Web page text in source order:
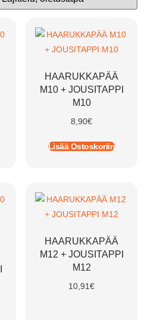
HAARUKKAPÄÄ
M10 + JOUSITAPPI
M10
8,90€
Lisää Ostoskoriin
HAARUKKAPÄÄ
M12 + JOUSITAPPI
M12
10,91€